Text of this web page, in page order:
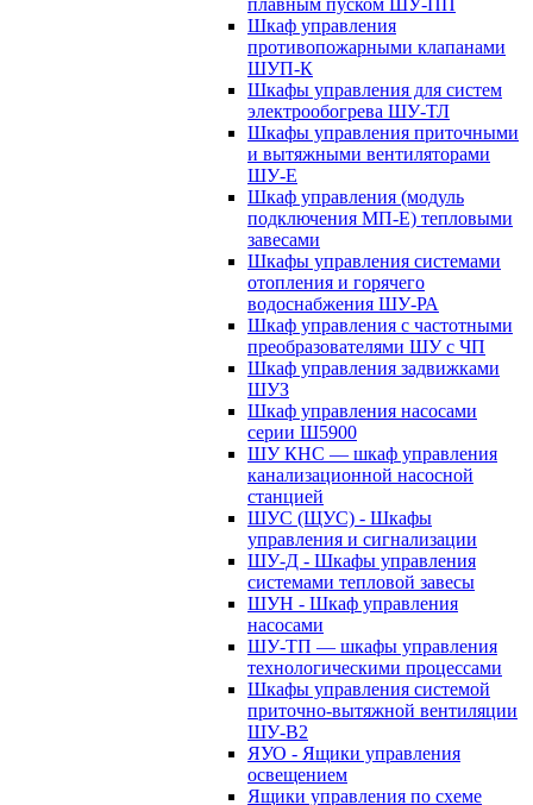
плавным пуском ШУ-ПП
Шкаф управления
противопожарными клапанами
ШУП-К
Шкафы управления для систем
электрообогрева ШУ-ТЛ
Шкафы управления приточными
и вытяжными вентиляторами
ШУ-Е
Шкаф управления (модуль
подключения МП-Е) тепловыми
завесами
Шкафы управления системами
отопления и горячего
водоснабжения ШУ-РА
Шкаф управления с частотными
преобразователями ШУ с ЧП
Шкаф управления задвижками
ШУЗ
Шкаф управления насосами
серии Ш5900
ШУ КНС — шкаф управления
канализационной насосной
станцией
ШУС (ЩУС) - Шкафы
управления и сигнализации
ШУ-Д - Шкафы управления
системами тепловой завесы
ШУН - Шкаф управления
насосами
ШУ-ТП — шкафы управления
технологическими процессами
Шкафы управления системой
приточно-вытяжной вентиляции
ШУ-В2
ЯУО - Ящики управления
освещением
Ящики управления по схеме